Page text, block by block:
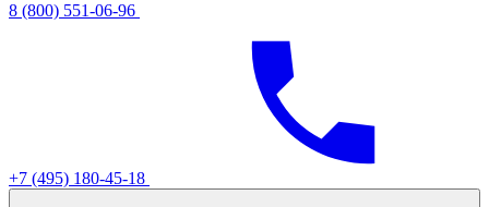
8 (800) 551-06-96
+7 (495) 180-45-18